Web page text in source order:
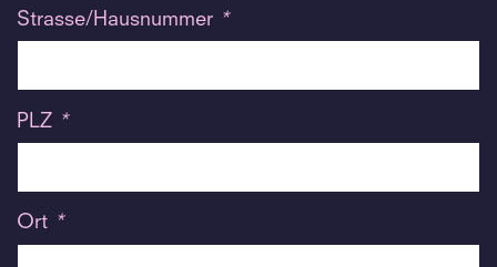
Strasse/Hausnummer *
PLZ *
Ort *